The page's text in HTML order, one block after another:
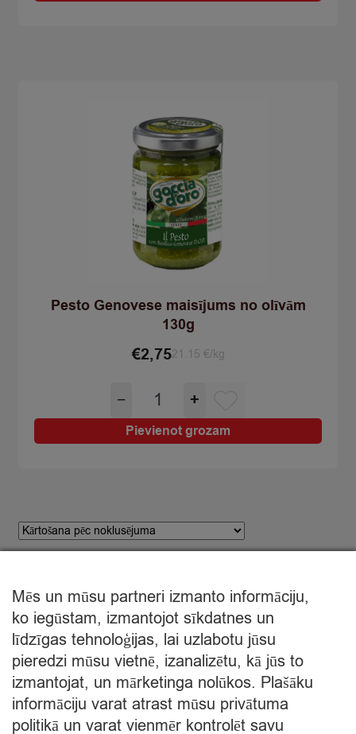
1l
Pesto Genovese maisījums no olīvām
130g
€2,7521.15 €/kg
−
Pesto
Genovese
maisījums
no
+
Pievienot grozam
Mans pasūtījums
Grozā nav produktu
Mēs un mūsu partneri izmanto informāciju,
ko iegūstam, izmantojot sīkdatnes un
līdzīgas tehnoloģijas, lai uzlabotu jūsu
pieredzi mūsu vietnē, izanalizētu, kā jūs to
izmantojat, un mārketinga nolūkos. Plašāku
informāciju varat atrast mūsu privātuma
politikā un varat vienmēr kontrolēt savu